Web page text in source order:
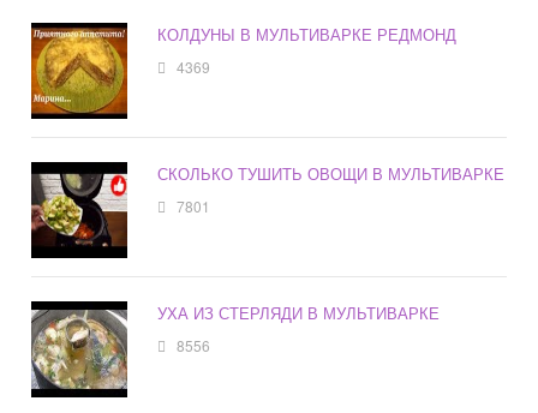
КОЛДУНЫ В МУЛЬТИВАРКЕ РЕДМОНД
4369
СКОЛЬКО ТУШИТЬ ОВОЩИ В МУЛЬТИВАРКЕ
7801
УХА ИЗ СТЕРЛЯДИ В МУЛЬТИВАРКЕ
8556